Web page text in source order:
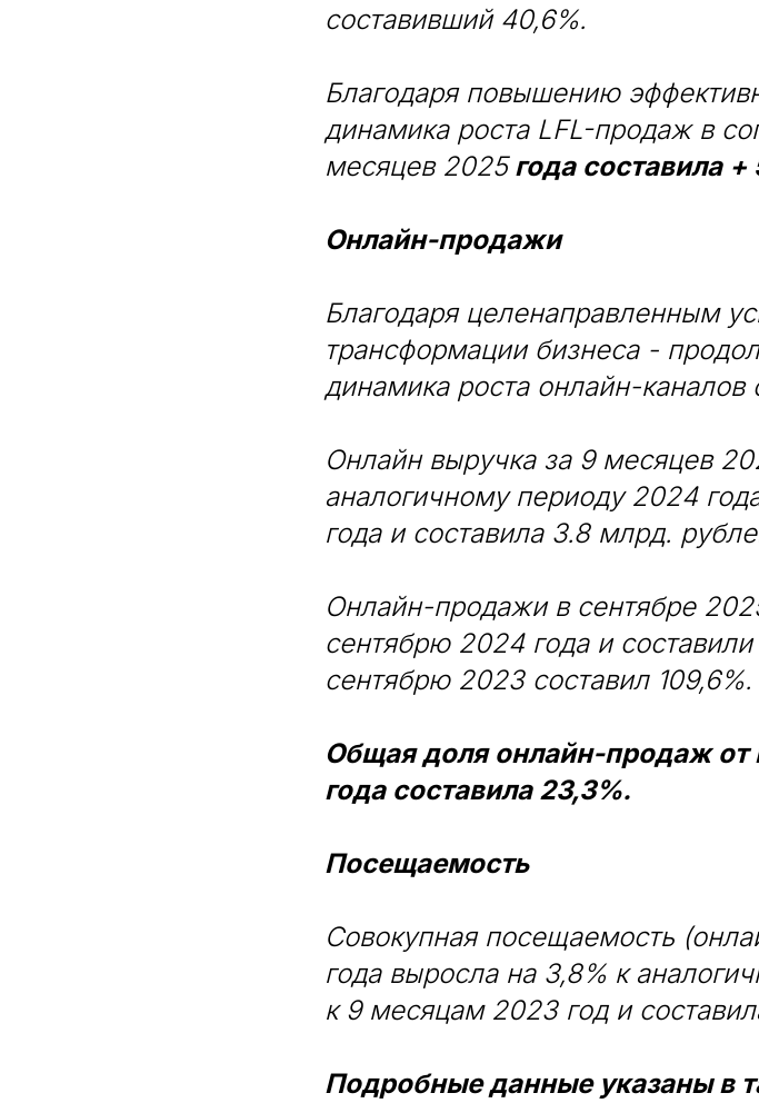
составивший 40,6%.
Благодаря повышению
динамика роста LFL-продаж в
месяцев 2025года составила +
Онлайн-продажи
Благодаря целенаправленным
трансформации бизнеса -
динамика роста онлайн-каналов
Онлайн выручка за 9 месяцев
аналогичному периоду 2024
года и составила 3.8 млрд.
Онлайн-продажи в сентябре
сентябрю 2024 года и
сентябрю 2023 составил 109,6%.
Общая доля онлайн-продаж от
года составила 23,3%.
Посещаемость
Совокупная посещаемость
года выросла на 3,8% к
к 9 месяцам 2023 год и
Подробные данные указаны в